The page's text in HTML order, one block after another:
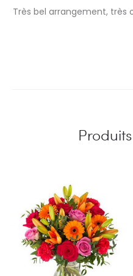
Très bel arrangement, très